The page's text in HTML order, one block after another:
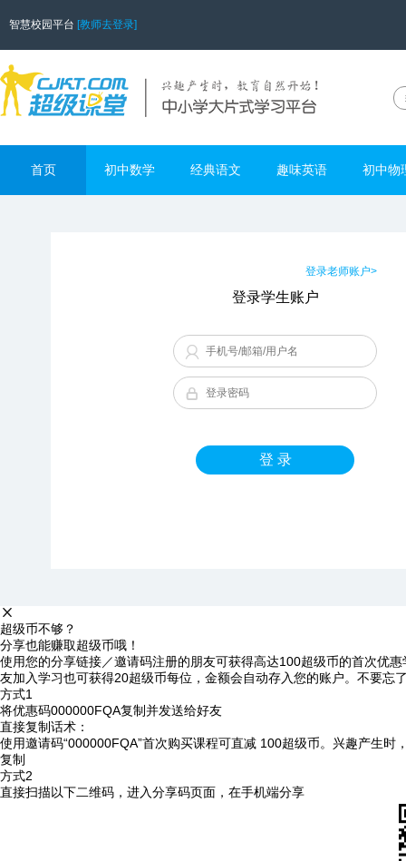
智慧校园平台 [教师去登录]
首页 初中数学 经典语文 趣味英语 初中物
登录老师账户>
登录学生账户
登 录
超级币不够？
分享也能赚取超级币哦！
使用您的分享链接／邀请码注册的朋友可获得高达100超级币的首次优
友加入学习也可获得20超级币每位，金额会自动存入您的账户。不要忘
方式1
将优惠码000000FQA复制并发送给好友
直接复制话术：
使用邀请码“000000FQA”首次购买课程可直减 100超级币。兴趣产生时
复制
方式2
直接扫描以下二维码，进入分享码页面，在手机端分享